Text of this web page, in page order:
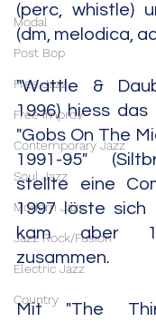
Modal
Post Bop
Free Jazz
Free Improv
Contemporary Jazz
Soul Jazz
Modern Jazz
Jazz Rock/Fusion
Electric Jazz
Country
(perc, whistle)
(dm, melodica,
"Wattle &
1996) hiess das
"Gobs On The
1991-95"
stellte eine
1997 löste sich
kam aber
zusammen.
Mit "The